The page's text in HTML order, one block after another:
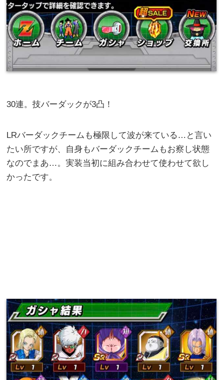
30連。技バーダックが3凸！
LRバーダックチームも極限して波が来ている…と言い
たい所ですが、自身もバーダックチームもお察し状態
なのでまあ…。実装当初に組み合わせて使わせて欲し
かったです。